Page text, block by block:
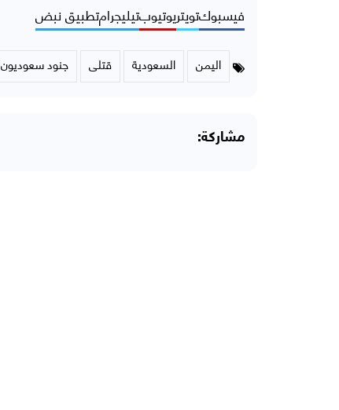
فيسبوكتويتريوتيوبتيليجرامتطبيق نبض
اليمن السعودية قتلى جنود سعوديون
مشاركة: